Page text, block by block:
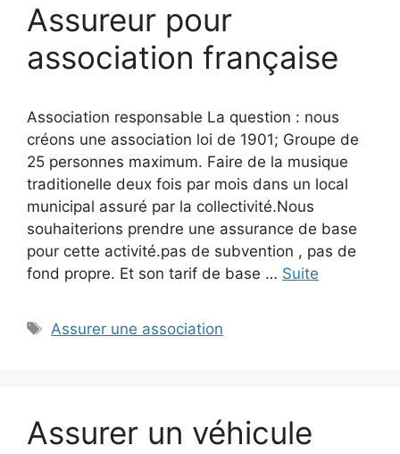
Assureur pour
association française
Association responsable La question : nous
créons une association loi de 1901; Groupe de
25 personnes maximum. Faire de la musique
traditionelle deux fois par mois dans un local
municipal assuré par la collectivité.Nous
souhaiterions prendre une assurance de base
pour cette activité.pas de subvention , pas de
fond propre. Et son tarif de base … Suite
Étiquettes
Assurer une association
Assurer un véhicule